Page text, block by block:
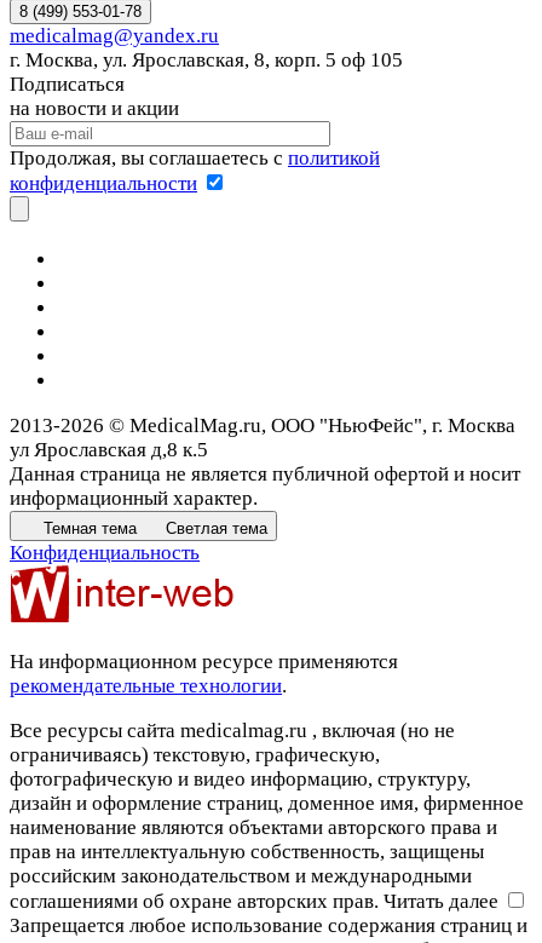
8 (499) 553-01-78
medicalmag@yandex.ru
г. Москва, ул. Ярославская, 8, корп. 5 оф 105
Подписаться
на новости и акции
Продолжая, вы соглашаетесь с политикой
конфиденциальности
2013-2026 © MedicalMag.ru, ООО "НьюФейс", г. Москва
ул Ярославская д,8 к.5
Данная страница не является публичной офертой и носит
информационный характер.
Темная тема Светлая тема
Конфиденциальность
На информационном ресурсе применяются
рекомендательные технологии.
Все ресурсы сайта medicalmag.ru , включая (но не
ограничиваясь) текстовую, графическую,
фотографическую и видео информацию, структуру,
дизайн и оформление страниц, доменное имя, фирменное
наименование являются объектами авторского права и
прав на интеллектуальную собственность, защищены
российским законодательством и международными
соглашениями об охране авторских прав. Читать далее
Запрещается любое использование содержания страниц и